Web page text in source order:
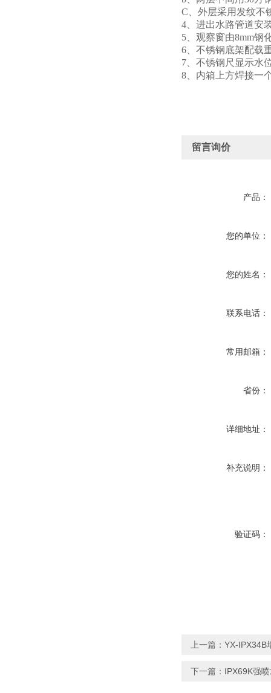
C、外层采用发纹不
4、进出水路管道安
5、观察窗由8mm钢
6、不锈钢底架配载
7、不锈钢尺显示水
8、 内箱上方焊接一
留言询价
产品：
您的单位：
您的姓名：
联系电话：
常用邮箱：
省份：
详细地址：
补充说明：
验证码：
上一篇： YX-IPX34B
下一篇： IPX69K强